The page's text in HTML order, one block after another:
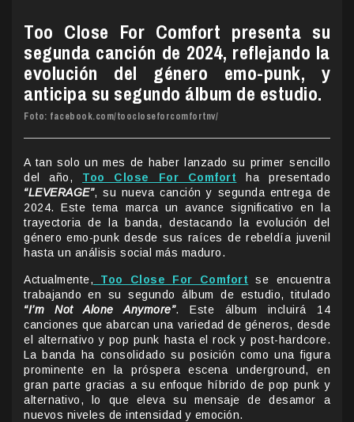
Too Close For Comfort presenta su
segunda canción de 2024, reflejando la
evolución del género emo-punk, y
anticipa su segundo álbum de estudio.
Foto: facebook.com/toocloseforcomfortnv/
A tan solo un mes de haber lanzado su primer sencillo
del año, Too Close For Comfort ha presentado
“LEVERAGE”, su nueva canción y segunda entrega de
2024. Este tema marca un avance significativo en la
trayectoria de la banda, destacando la evolución del
género emo-punk desde sus raíces de rebeldía juvenil
hasta un análisis social más maduro.
Actualmente, Too Close For Comfort se encuentra
trabajando en su segundo álbum de estudio, titulado
“I’m Not Alone Anymore”. Este álbum incluirá 14
canciones que abarcan una variedad de géneros, desde
el alternativo y pop punk hasta el rock y post-hardcore.
La banda ha consolidado su posición como una figura
prominente en la próspera escena underground, en
gran parte gracias a su enfoque híbrido de pop punk y
alternativo, lo que eleva su mensaje de desamor a
nuevos niveles de intensidad y emoción.